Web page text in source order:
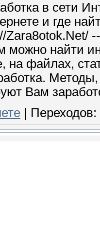
в сети
и где
Zara8otok.Net/
можно найти
на файлах,
Вам
Переходов: